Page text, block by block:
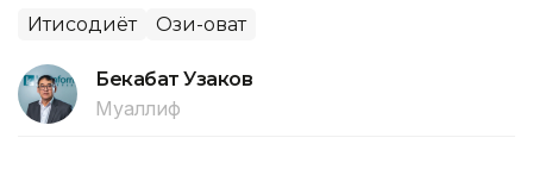
Иқтисодиёт Озиқ-овқат
Бекабат Узаков
Муаллиф